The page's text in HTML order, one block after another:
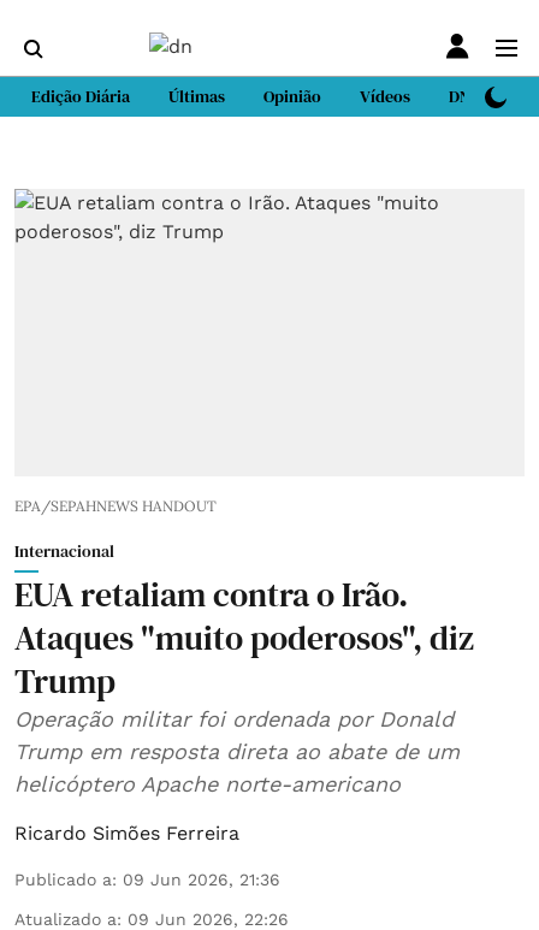
Edição Diária Últimas Opinião Vídeos DN Sport
EPA/SEPAHNEWS HANDOUT
Internacional
EUA retaliam contra o Irão.
Ataques "muito poderosos", diz
Trump
Operação militar foi ordenada por Donald
Trump em resposta direta ao abate de um
helicóptero Apache norte-americano
Ricardo Simões Ferreira
Publicado a: 09 Jun 2026, 21:36
Atualizado a: 09 Jun 2026, 22:26